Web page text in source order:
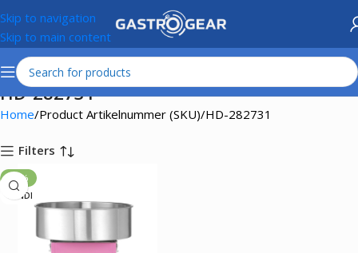
Skip to navigation
Skip to main content
HD-282731
Home Product Artikelnummer (SKU) HD-282731
Filters
-18%
HENDI